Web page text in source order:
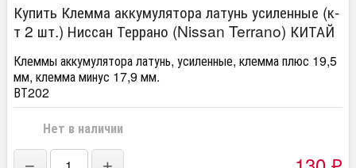
Купить Клемма аккумулятора латунь усиленные (к-
т 2 шт.) Ниссан Террано (Nissan Terrano) КИТАЙ
Клеммы аккумулятора латунь, усиленные, клемма плюс 19,5
мм, клемма минус 17,9 мм.
ВТ202
Нет в наличии